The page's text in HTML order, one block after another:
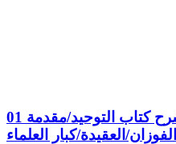
01 من 76/شرح فتح المجيد لشرح كتاب التوحيد/مقدمة
العقيدة/كبار العلماء